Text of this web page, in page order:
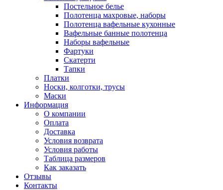
Постельное белье
Полотенца махровые, наборы
Полотенца вафельные кухонные
Вафельные банные полотенца
Наборы вафельные
Фартуки
Скатерти
Тапки
Платки
Носки, колготки, трусы
Маски
Информация
О компании
Оплата
Доставка
Условия возврата
Условия работы
Таблица размеров
Как заказать
Отзывы
Контакты